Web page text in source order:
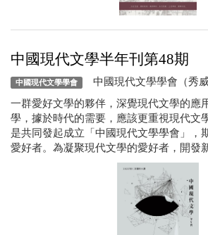
中國現代文學半年刊第48期
中國現代文學學會 中國現代文學學會（秀威
一群愛好文學的夥伴，深覺現代文學的應
學，據於時代的需要，應該更重視現代文
是共同發起成立「中國現代文學學會」，
愛好者。為凝聚現代文學的愛好者，開發